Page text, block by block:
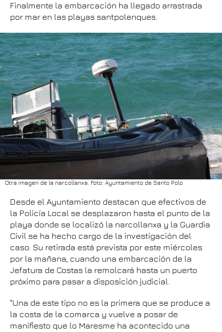
Finalmente la embarcación ha llegado arrastrada
por mar en las playas santpolenques.
Otra imagen de la narcollanxa. Foto: Ayuntamiento de Santo Polo
Desde el Ayuntamiento destacan que efectivos de
la Policía Local se desplazaron hasta el punto de la
playa donde se localizó la narcollanxa y la Guardia
Civil se ha hecho cargo de la investigación del
caso. Su retirada está prevista por este miércoles
por la mañana, cuando una embarcación de la
Jefatura de Costas la remolcará hasta un puerto
próximo para pasar a disposición judicial.
"Una de este tipo no es la primera que se produce a
la costa de la comarca y vuelve a posar de
manifiesto que lo Maresme ha acontecido una